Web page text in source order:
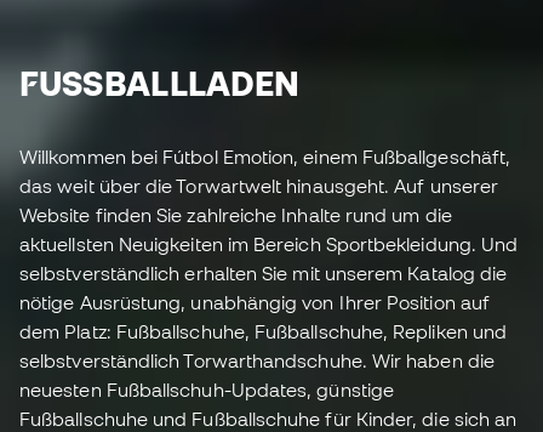
FUSSBALLLADEN
Willkommen bei Fútbol Emotion, einem Fußballgeschäft,
das weit über die Torwartwelt hinausgeht. Auf unserer
Website finden Sie zahlreiche Inhalte rund um die
aktuellsten Neuigkeiten im Bereich Sportbekleidung. Und
selbstverständlich erhalten Sie mit unserem Katalog die
nötige Ausrüstung, unabhängig von Ihrer Position auf
dem Platz: Fußballschuhe, Fußballschuhe, Repliken und
selbstverständlich Torwarthandschuhe. Wir haben die
neuesten Fußballschuh-Updates, günstige
Fußballschuhe und Fußballschuhe für Kinder, die sich an